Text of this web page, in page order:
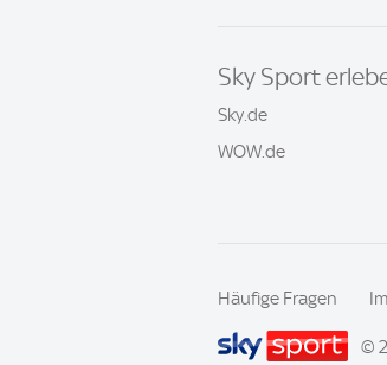
Sky Sport
Sky.de
WOW.de
Häufige Fragen
©